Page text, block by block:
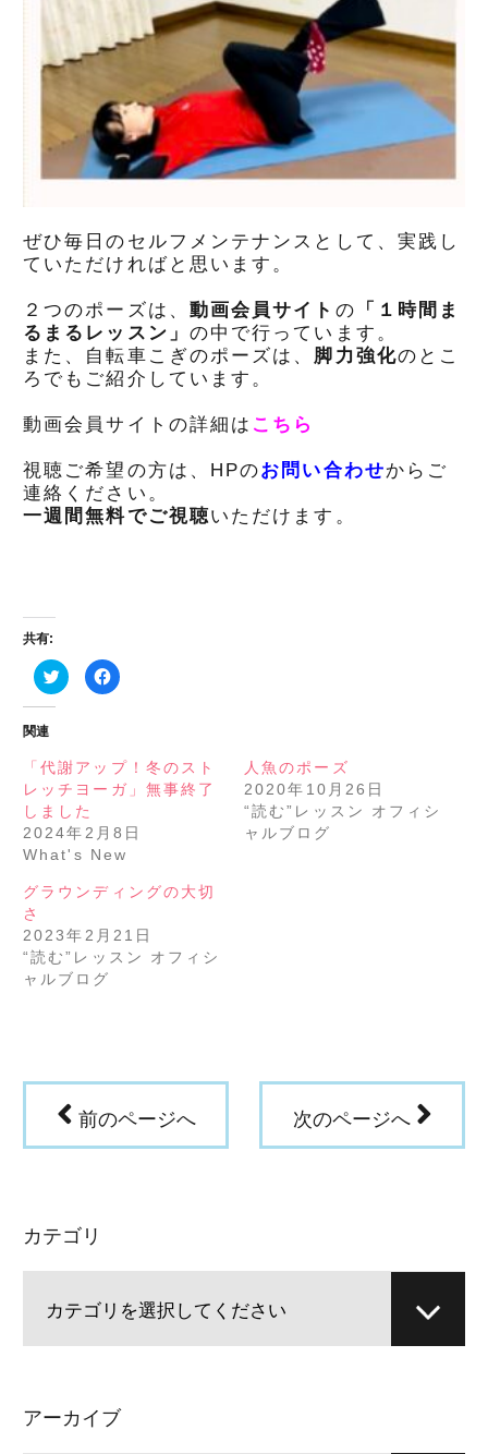
ぜひ毎日のセルフメンテナンスとして、実践し
ていただければと思います。
２つのポーズは、 動画会員サイト の 「１時間ま
るまるレッスン」 の中で行っています。
また、自転車こぎのポーズは、 脚力強化のとこ
ろでもご紹介しています。
動画会員サイトの詳細は こちら
視聴ご希望の方は、HPのお問い合わせからご
連絡ください。
一週間無料でご視聴いただけます。
共有:
ク
リ
で
共
有
(新
し
い
ウ
ィ
ド
ウ
き
ま
す)
Facebook
で
は
ク
リ
し
て
く
い
い
ィ
関連
「代謝アップ！冬のスト
レッチヨーガ」無事終了
しました
2024年2月8日
What's New
人魚のポーズ
2020年10月26日
“読む”レッスン オフィシ
ャルブログ
グラウンディングの大切
さ
2023年2月21日
“読む”レッスン オフィシ
ャルブログ
前のページへ 次のページへ
カテゴリ
アーカイブ